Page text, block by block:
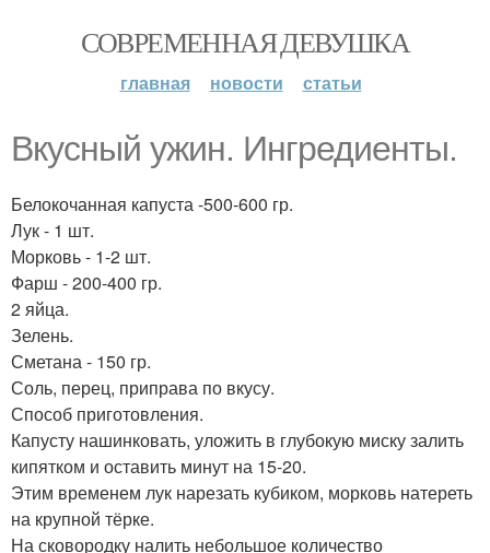
СОВРЕМЕННАЯ ДЕВУШКА
главная новости статьи
Вкусный ужин. Ингредиенты.
Белокочанная капуста -500-600 гр.
Лук - 1 шт.
Морковь - 1-2 шт.
Фарш - 200-400 гр.
2 яйца.
Зелень.
Сметана - 150 гр.
Соль, перец, приправа по вкусу.
Способ приготовления.
Капусту нашинковать, уложить в глубокую миску залить
кипятком и оставить минут на 15-20.
Этим временем лук нарезать кубиком, морковь натереть
на крупной тёрке.
На сковородку налить небольшое количество